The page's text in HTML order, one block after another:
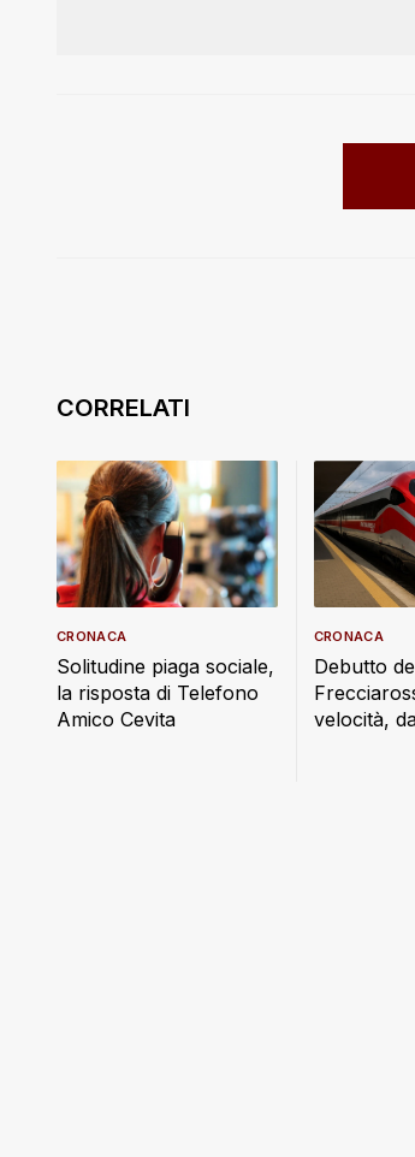
Solitudine piaga sociale,
la risposta di Telefono
Amico Cevita
CRONACA
Debutto
velocità,
CRONACA